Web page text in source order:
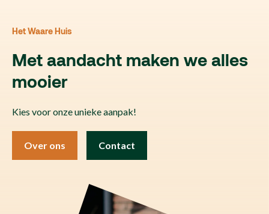
Het Waare Huis
Met aandacht maken we alles
mooier
Kies voor onze unieke aanpak!
Over ons Contact